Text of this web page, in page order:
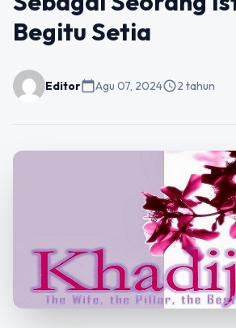
Begitu Setia
Editorcalendar_todayAgu 07, 2024schedule2 tahun